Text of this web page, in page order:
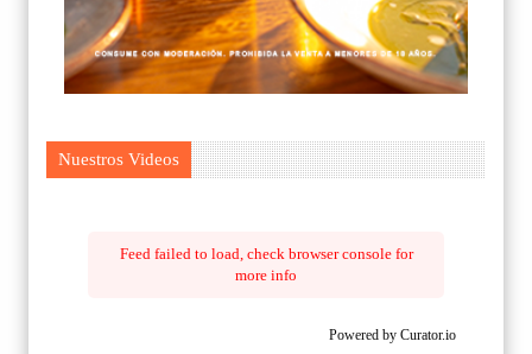
Nuestros Videos
Feed failed to load, check browser console for
more info
Powered by Curator.io